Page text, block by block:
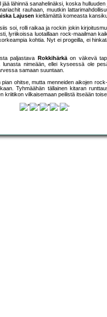
lähinnä sanahelinäksi, koska
rauhaan, muutkin
Lajusen kieltämättä komeasta
soi, rolli raikaa ja rockin jokin
lyriikoissa luotaillaan rock-maailman
kohtia. Nyt ei progeilla, ei
paljastava
Rokkihärkäon väkevä
lunasta nimeään, ellei kyseessä ole
samaan suuntaan.
ohitse, mutta menneiden aikojen
Tyhmäähän tällainen kitaran
kriitikon vilkaisemaan peilistä itseään